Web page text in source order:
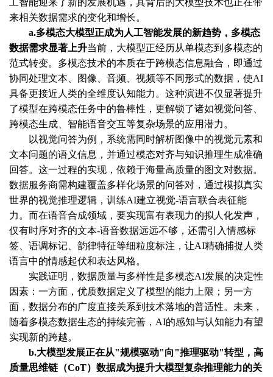
工智能迎来了新的发展机遇，其背后的大模型技术也正在带
来相关数据需求的变化和增长。
a.多模态大模型正成为人工智能发展的新趋势，多模态
数据需求显著上升当前，大模型正经历从单模态到多模态的
范式转变。多模态技术的本质在于跨模态信息融合，即通过
协同处理文本、图像、音频、视频等不同形式的数据，使AI
具备更接近人类的全维度认知能力。这种演进不仅显著提升
了模型在跨模态任务中的鲁棒性，更解锁了诸如视觉问答、
跨模态生成、智能语音交互等复杂场景的应用潜力。
以视觉问答为例，系统需同时解析图像中的视觉元素和
文本问题的语义信息，并通过模态对齐与知识推理生成准确
回答。这一过程的实现，依赖于海量高质量的图文对数据。
数据服务商需构建覆盖多样化场景的问答对，通过模拟真实
世界的视觉推理逻辑，训练AI建立视觉-语言联合表征能
力。而在语音合成领域，要实现富有表现力的拟人化发声，
仅有时序对齐的文本-语音数据远远不够，还需引入情感标
签、语调标记、韵律特征等细粒度标注，让AI精确捕捉人类
语言中的情感起伏和表达风格。
实践证明，数据质量与多样性是多模态AI发展的决定性
因素：一方面，优质数据定义了模型的能力上限；另一方
面，数据分布的广度直接关系到技术落地的普适性。未来，
随着多模态数据生态的持续完善，AI的感知与认知能力有望
实现新的跨越。
b.大模型发展正在从"规模驱动"向"推理驱动"转型，高
质量思维链（CoT）数据成为提升大模型复杂推理能力的关